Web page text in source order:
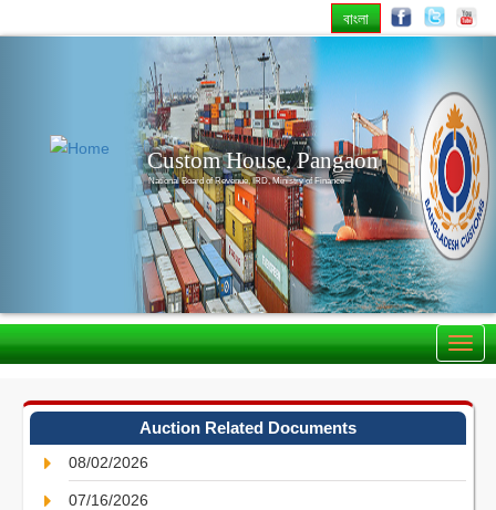
বাংলা
Custom House, Pangaon
National Board of Revenue, IRD, Ministry of Finance
Auction Related Documents
08/02/2026
07/16/2026